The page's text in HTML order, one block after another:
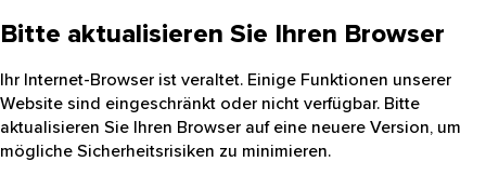
Bitte aktualisieren Sie Ihren Browser
Ihr Internet-Browser ist veraltet. Einige Funktionen unserer
Website sind eingeschränkt oder nicht verfügbar. Bitte
aktualisieren Sie Ihren Browser auf eine neuere Version, um
mögliche Sicherheitsrisiken zu minimieren.